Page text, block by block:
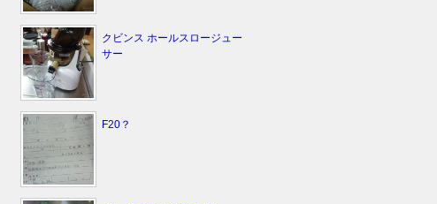
クビンス ホールスロージュー
サー
F20？